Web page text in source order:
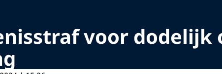
voor dodelijk